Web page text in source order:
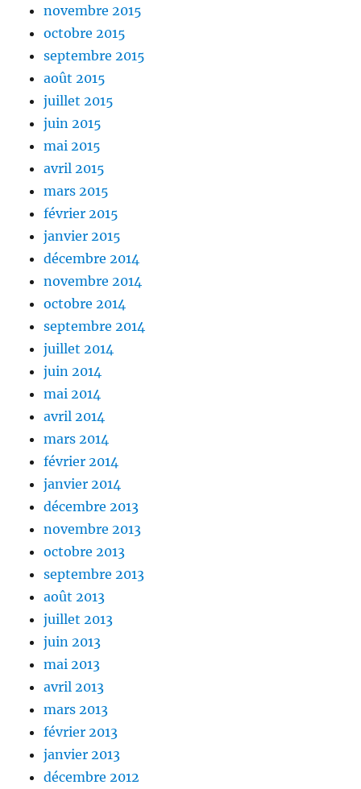
novembre 2015
octobre 2015
septembre 2015
août 2015
juillet 2015
juin 2015
mai 2015
avril 2015
mars 2015
février 2015
janvier 2015
décembre 2014
novembre 2014
octobre 2014
septembre 2014
juillet 2014
juin 2014
mai 2014
avril 2014
mars 2014
février 2014
janvier 2014
décembre 2013
novembre 2013
octobre 2013
septembre 2013
août 2013
juillet 2013
juin 2013
mai 2013
avril 2013
mars 2013
février 2013
janvier 2013
décembre 2012